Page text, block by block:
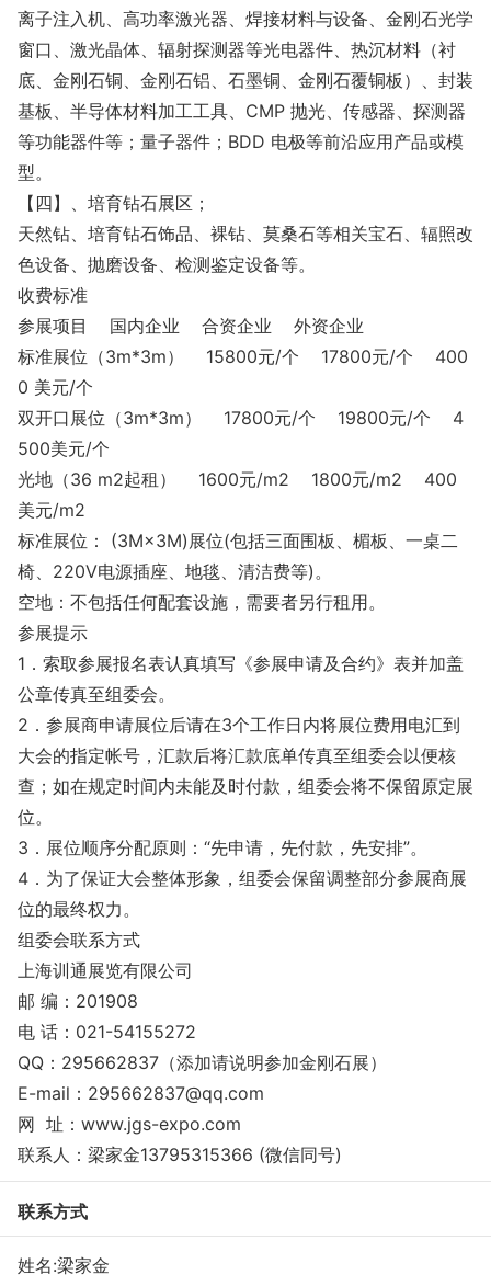
离子注入机、高功率激光器、焊接材料与设备、金刚石光学
窗口、激光晶体、辐射探测器等光电器件、热沉材料（衬
底、金刚石铜、金刚石铝、石墨铜、金刚石覆铜板）、封装
基板、半导体材料加工工具、CMP 抛光、传感器、探测器
等功能器件等；量子器件；BDD 电极等前沿应用产品或模
型。
【四】、培育钻石展区；
天然钻、培育钻石饰品、裸钻、莫桑石等相关宝石、辐照改
色设备、抛磨设备、检测鉴定设备等。
收费标准
参展项目 国内企业 合资企业 外资企业
标准展位（3m*3m） 15800元/个 17800元/个 400
0 美元/个
双开口展位（3m*3m） 17800元/个 19800元/个 4
500美元/个
光地（36 m2起租） 1600元/m2 1800元/m2 400
美元/m2
标准展位： (3M×3M)展位(包括三面围板、楣板、一桌二
椅、220V电源插座、地毯、清洁费等)。
空地：不包括任何配套设施，需要者另行租用。
参展提示
1．索取参展报名表认真填写《参展申请及合约》表并加盖
公章传真至组委会。
2．参展商申请展位后请在3个工作日内将展位费用电汇到
大会的指定帐号，汇款后将汇款底单传真至组委会以便核
查；如在规定时间内未能及时付款，组委会将不保留原定展
位。
3．展位顺序分配原则：“先申请，先付款，先安排”。
4．为了保证大会整体形象，组委会保留调整部分参展商展
位的最终权力。
组委会联系方式
上海训通展览有限公司
邮 编：201908
电 话：021-54155272
QQ：295662837（添加请说明参加金刚石展）
E-mail：295662837@qq.com
网 址：www.jgs-expo.com
联系人：梁家金13795315366 (微信同号)
联系方式
姓名:梁家金